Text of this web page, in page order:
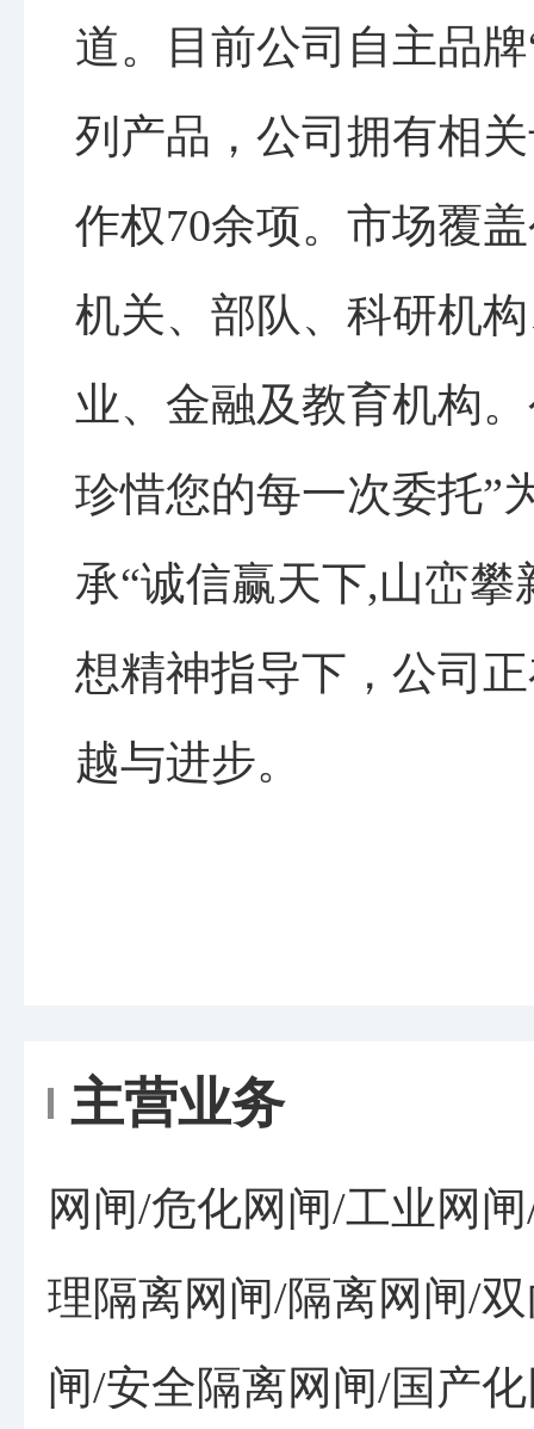
道。目前公司自主品
列产品，公司拥有相
作权70余项。市场覆
机关、部队、科研机
业、金融及教育机构
珍惜您的每一次委托”
承“诚信赢天下,山峦攀
想精神指导下，公司
越与进步。
主营业务
网闸/危化网闸/工业网
理隔离网闸/隔离网闸/
闸/安全隔离网闸/国产